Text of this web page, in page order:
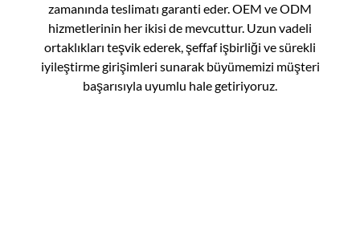
zamanında teslimatı garanti eder. OEM ve ODM
hizmetlerinin her ikisi de mevcuttur. Uzun vadeli
ortaklıkları teşvik ederek, şeffaf işbirliği ve sürekli
iyileştirme girişimleri sunarak büyümemizi müşteri
başarısıyla uyumlu hale getiriyoruz.